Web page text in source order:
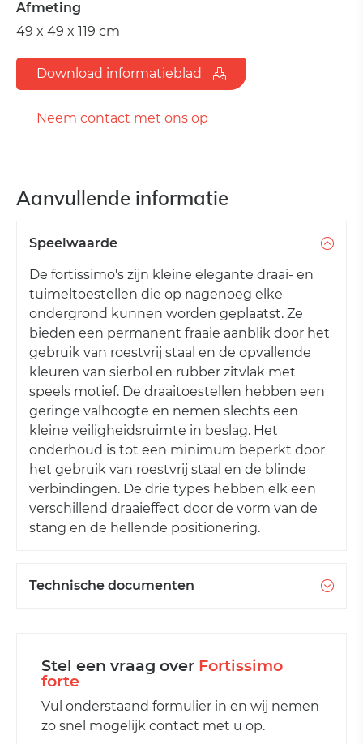
Afmeting
49 x 49 x 119 cm
Download informatieblad
Neem contact met ons op
Aanvullende informatie
Speelwaarde
De fortissimo's zijn kleine elegante draai- en
tuimeltoestellen die op nagenoeg elke
ondergrond kunnen worden geplaatst. Ze
bieden een permanent fraaie aanblik door het
gebruik van roestvrij staal en de opvallende
kleuren van sierbol en rubber zitvlak met
speels motief. De draaitoestellen hebben een
geringe valhoogte en nemen slechts een
kleine veiligheidsruimte in beslag. Het
onderhoud is tot een minimum beperkt door
het gebruik van roestvrij staal en de blinde
verbindingen. De drie types hebben elk een
verschillend draaieffect door de vorm van de
stang en de hellende positionering.
Technische documenten
Stel een vraag over Fortissimo
forte
Vul onderstaand formulier in en wij nemen
zo snel mogelijk contact met u op.